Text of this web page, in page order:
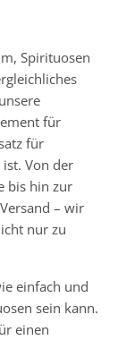
Spirituosen
für
für
Von der
bis hin zur
– wir
nur zu
einfach und
sein kann.
einen